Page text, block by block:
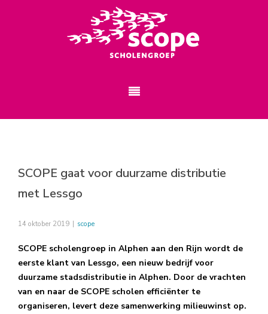
SCOPE gaat voor duurzame distributie
met Lessgo
14 oktober 2019 | scope
SCOPE scholengroep in Alphen aan den Rijn wordt de
eerste klant van Lessgo, een nieuw bedrijf voor
duurzame stadsdistributie in Alphen. Door de vrachten
van en naar de SCOPE scholen efficiënter te
organiseren, levert deze samenwerking milieuwinst op.